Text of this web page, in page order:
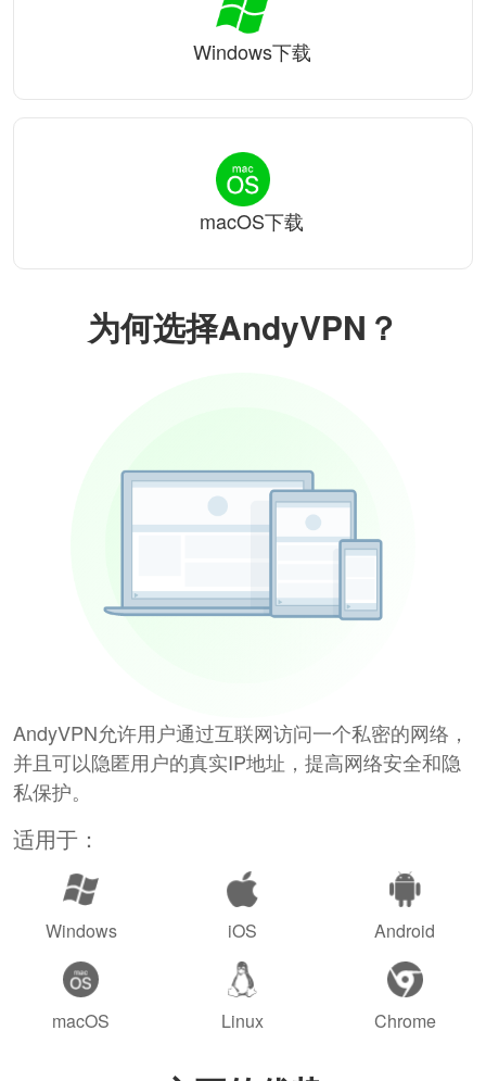
为何选择AndyVPN？
AndyVPN允许用户通过互联网访问一个私密的网络，
并且可以隐匿用户的真实IP地址，提高网络安全和隐
私保护。
适用于：
Windows iOS Android
macOS Linux Chrome
Windows下载
macOS下载